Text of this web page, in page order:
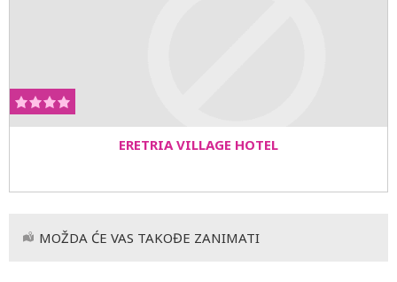
ERETRIA VILLAGE HOTEL
MOŽDA ĆE VAS TAKOĐE ZANIMATI